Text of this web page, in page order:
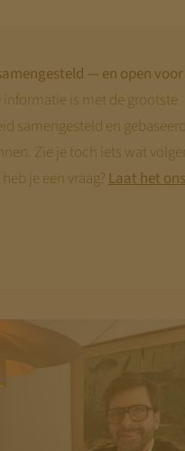
— en open
informatie is met de grootste
samengesteld en
Zie je toch iets wat
je een vraag?Laat het